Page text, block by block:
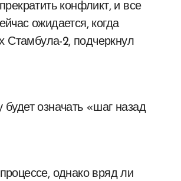
конфликт, и все
ожидается, когда
Стамбула-2, подчеркнул
означать «шаг назад
однако вряд ли